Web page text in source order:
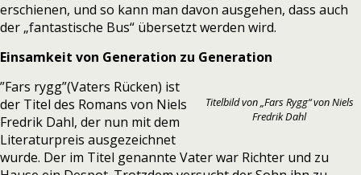
erschienen, und so kann man davon ausgehen, dass auch
der „fantastische Bus“ übersetzt werden wird.
Einsamkeit von Generation zu Generation
Titelbild von „Fars Rygg“ von Niels
Fredrik Dahl
”Fars rygg”(Vaters Rücken) ist
der Titel des Romans von Niels
Fredrik Dahl, der nun mit dem
Literaturpreis ausgezeichnet
wurde. Der im Titel genannte Vater war Richter und zu